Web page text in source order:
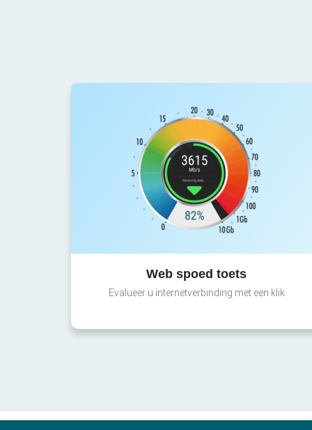
Web spoed toets
Evalueer u internetverbinding met een klik